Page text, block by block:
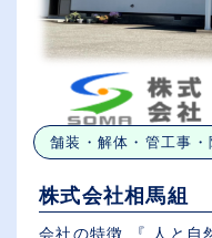
舗装・解体・管工事
株式会社相馬組
会社の特徴 『 人と自